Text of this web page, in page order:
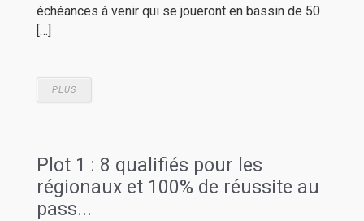
échéances à venir qui se joueront en bassin de 50
[…]
PLUS
Plot 1 : 8 qualifiés pour les
régionaux et 100% de réussite au
pass...